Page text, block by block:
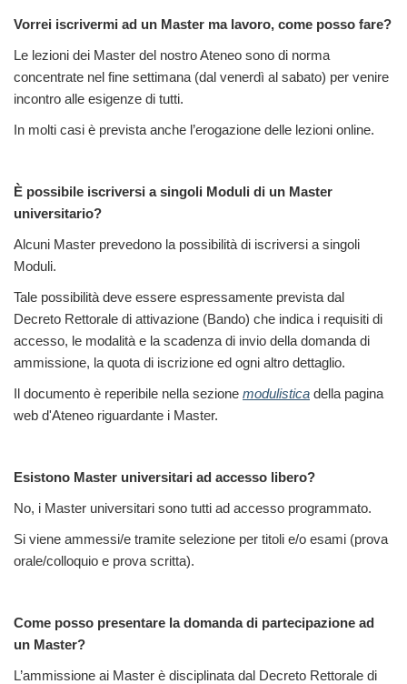
Vorrei iscrivermi ad un Master ma lavoro, come posso fare?
Le lezioni dei Master del nostro Ateneo sono di norma
concentrate nel fine settimana (dal venerdì al sabato) per venire
incontro alle esigenze di tutti.
In molti casi è prevista anche l’erogazione delle lezioni online.
È possibile iscriversi a singoli Moduli di un Master
universitario?
Alcuni Master prevedono la possibilità di iscriversi a singoli
Moduli.
Tale possibilità deve essere espressamente prevista dal
Decreto Rettorale di attivazione (Bando) che indica i requisiti di
accesso, le modalità e la scadenza di invio della domanda di
ammissione, la quota di iscrizione ed ogni altro dettaglio.
Il documento è reperibile nella sezione modulistica della pagina
web d'Ateneo riguardante i Master.
Esistono Master universitari ad accesso libero?
No, i Master universitari sono tutti ad accesso programmato.
Si viene ammessi/e tramite selezione per titoli e/o esami (prova
orale/colloquio e prova scritta).
Come posso presentare la domanda di partecipazione ad
un Master?
L’ammissione ai Master è disciplinata dal Decreto Rettorale di